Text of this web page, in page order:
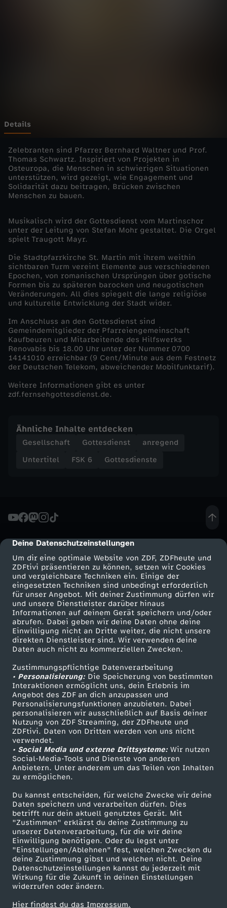
cmp-dialog-description
Deine Datenschutzeinstellungen
Um dir eine optimale Website von ZDF, ZDFheute und
ZDFtivi präsentieren zu können, setzen wir Cookies
und vergleichbare Techniken ein. Einige der
eingesetzten Techniken sind unbedingt erforderlich
für unser Angebot. Mit deiner Zustimmung dürfen wir
und unsere Dienstleister darüber hinaus
Informationen auf deinem Gerät speichern und/oder
abrufen. Dabei geben wir deine Daten ohne deine
Einwilligung nicht an Dritte weiter, die nicht unsere
direkten Dienstleister sind. Wir verwenden deine
Daten auch nicht zu kommerziellen Zwecken.
Zustimmungspflichtige Datenverarbeitung
• Personalisierung:Die Speicherung von bestimmten
Interaktionen ermöglicht uns, dein Erlebnis im
Angebot des ZDF an dich anzupassen und
Personalisierungsfunktionen anzubieten. Dabei
personalisieren wir ausschließlich auf Basis deiner
Nutzung von ZDF Streaming, der ZDFheute und
ZDFtivi. Daten von Dritten werden von uns nicht
verwendet.
• Social Media und externe Drittsysteme:Wir nutzen
Social-Media-Tools und Dienste von anderen
Anbietern. Unter anderem um das Teilen von Inhalten
zu ermöglichen.
Du kannst entscheiden, für welche Zwecke wir deine
Daten speichern und verarbeiten dürfen. Dies
betrifft nur dein aktuell genutztes Gerät. Mit
"Zustimmen" erklärst du deine Zustimmung zu
unserer Datenverarbeitung, für die wir deine
Einwilligung benötigen. Oder du legst unter
"Einstellungen/Ablehnen" fest, welchen Zwecken du
deine Zustimmung gibst und welchen nicht. Deine
Datenschutzeinstellungen kannst du jederzeit mit
Wirkung für die Zukunft in deinen Einstellungen
widerrufen oder ändern.
Hier findest du das Impressum.
e
-
Z
u
s
m
m
e
n
w
a
h
s
n
f
ü
r
e
i
n
m
e
n
s
c
h
l
i
c
Details
Zelebranten sind Pfarrer Bernhard Waltner und Prof.
Thomas Schwartz. Inspiriert von Projekten in
Osteuropa, die Menschen in schwierigen Situationen
unterstützen, wird gezeigt, wie Engagement und
Solidarität dazu beitragen, Brücken zwischen
Menschen zu bauen.
Musikalisch wird der Gottesdienst vom Martinschor
unter der Leitung von Stefan Mohr gestaltet. Die Orgel
spielt Traugott Mayr.
Die Stadtpfarrkirche St. Martin mit ihrem weithin
sichtbaren Turm vereint Elemente aus verschiedenen
Epochen, von romanischen Ursprüngen über gotische
Formen bis zu späteren barocken und neugotischen
Veränderungen. All dies spiegelt die lange religiöse
und kulturelle Entwicklung der Stadt wider.
Im Anschluss an den Gottesdienst sind
Gemeindemitglieder der Pfarreiengemeinschaft
Kaufbeuren und Mitarbeitende des Hilfswerks
Renovabis bis 18.00 Uhr unter der Nummer 0700
14141010 erreichbar (9 Cent/Minute aus dem Festnetz
der Deutschen Telekom, abweichender Mobilfunktarif).
Weitere Informationen gibt es unter
zdf.fernsehgottesdienst.de.
Ähnliche Inhalte entdecken
Gesellschaft Gottesdienst
anregend
Untertitel
FSK 6 Gottesdienste
Mehr ZDF
ZDF-Apps
Smart TV
ZDFtext
Livestreams
Sendungen A-Z
TV-Programm
Service
ZDFmitreden
Kontakt zum ZDF
Tickets
Zuschauerservice
Hilfe
ZDF Unternehmen
Karriere
ZDF goes Schule
Werbefernsehen
Mainzelmännchen